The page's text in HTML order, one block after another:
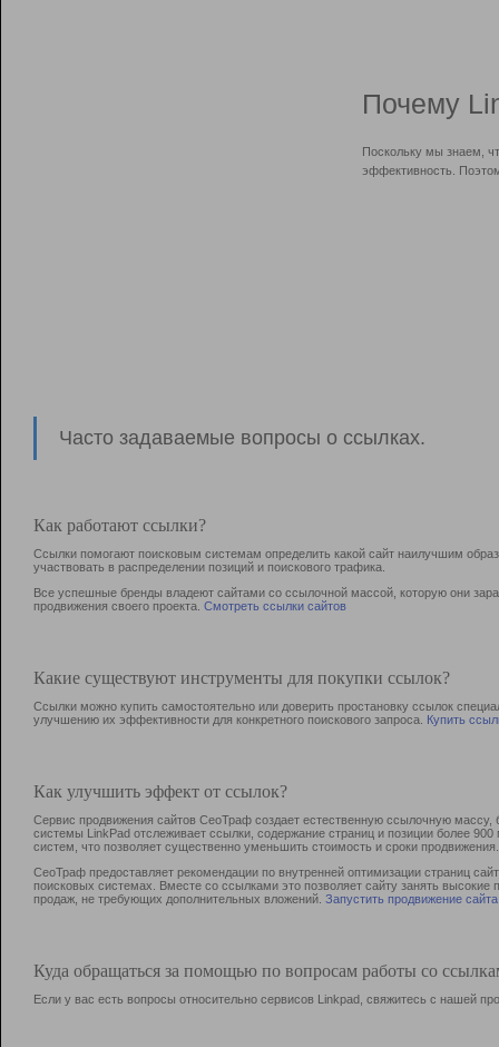
Почему
Поскольку мы знаем,
эффективность.
Часто задаваемые вопросы о ссылках.
Как работают ссылки?
Ссылки помогают поисковым системам определить какой сайт наилучшим
участвовать в раcпределении позиций и поискового трафика.
Все успешные бренды владеют сайтами со ссылочной массой, которую они
продвижения своего проекта. Смотреть ссылки сайтов
Какие существуют инструменты для покупки ссылок?
Ссылки можно купить самостоятельно или доверить простановку ссылок
улучшению их эффективности для конкретного поискового запроса. Купить
Как улучшить эффект от ссылок?
Сервис продвижения сайтов СеоТраф создает естественную ссылочную
системы LinkPad отслеживает ссылки, содержание страниц и позиции более
систем, что позволяет существенно уменьшить стоимость и сроки продвижения.
СеоТраф предоставляет рекомендации по внутренней оптимизации страниц
поисковых системах. Вместе со ссылками это позволяет сайту занять
продаж, не требующих дополнительных вложений. Запустить продвижение сайта
Куда обращаться за помощью по вопросам работы со
Если у вас есть вопросы относительно сервисов Linkpad, свяжитесь с нашей